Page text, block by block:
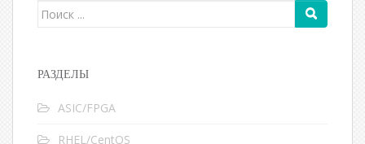
Поиск для:
РАЗДЕЛЫ
ASIC/FPGA
RHEL/CentOS